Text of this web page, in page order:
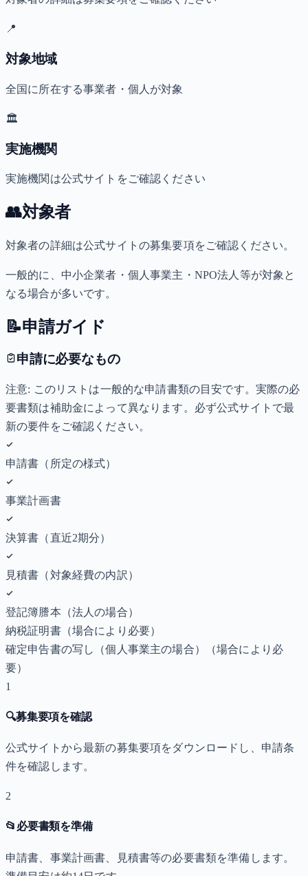
📍
対象地域
全国に所在する事業者・個人が対象
🏛️
実施機関
実施機関は公式サイトをご確認ください
👥対象者
対象者の詳細は公式サイトの募集要項をご確認ください。
一般的に、中小企業者・個人事業主・NPO法人等が対象と
なる場合が多いです。
📝申請ガイド
申請に必要なもの
注意: このリストは一般的な申請書類の目安です。実際の必
要書類は補助金によって異なります。必ず公式サイトで最
新の要件をご確認ください。
申請書（所定の様式）
事業計画書
決算書（直近2期分）
見積書（対象経費の内訳）
登記簿謄本（法人の場合）
納税証明書（場合により必要）
確定申告書の写し（個人事業主の場合）
（場合により必
要）
1
🔍募集要項を確認
公式サイトから最新の募集要項をダウンロードし、申請条
件を確認します。
2
📂 必要書類を準備
申請書、事業計画書、見積書等の必要書類を準備します。